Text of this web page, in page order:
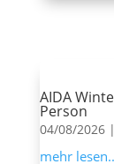
AIDA
Person
04/08/2026|
mehr